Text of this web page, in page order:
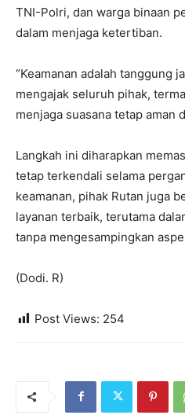
TNI-Polri, dan warga binaan
dalam menjaga ketertiban.
“Keamanan adalah tanggung
mengajak seluruh pihak,
menjaga suasana tetap aman
Langkah ini diharapkan
tetap terkendali selama
keamanan, pihak Rutan juga
layanan terbaik, terutama
tanpa mengesampingkan
(Dodi. R)
Post Views: 254